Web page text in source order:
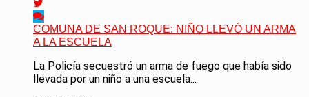
COMUNA DE SAN ROQUE: NIÑO LLEVÓ UN ARMA
A LA ESCUELA
La Policía secuestró un arma de fuego que había sido
llevada por un niño a una escuela...